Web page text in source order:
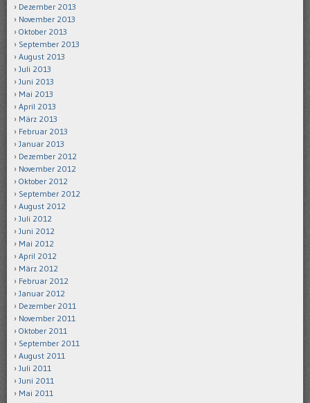
Dezember 2013
November 2013
Oktober 2013
September 2013
August 2013
Juli 2013
Juni 2013
Mai 2013
April 2013
März 2013
Februar 2013
Januar 2013
Dezember 2012
November 2012
Oktober 2012
September 2012
August 2012
Juli 2012
Juni 2012
Mai 2012
April 2012
März 2012
Februar 2012
Januar 2012
Dezember 2011
November 2011
Oktober 2011
September 2011
August 2011
Juli 2011
Juni 2011
Mai 2011